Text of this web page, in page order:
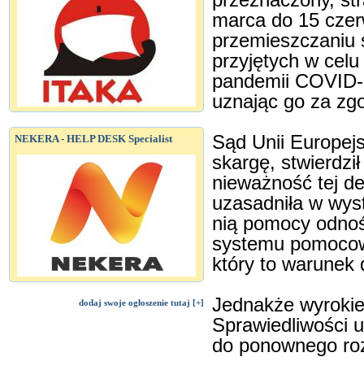
NEKERA - HELP DESK Specialist
dodaj swoje ogłoszenie tutaj [+]
marca do 15
przemieszczaniu
przyjętych w
pandemii
uznając go za
Sąd Unii
skargę,
nieważność tej
uzasadniła w
nią pomocy
systemu
który to warunek
Jednakże
Sprawiedliwości
do ponownego